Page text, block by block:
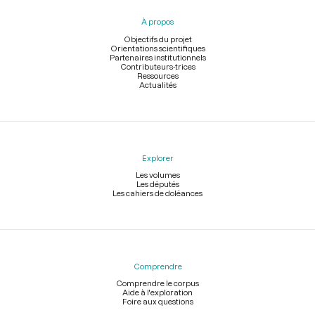
À propos
Objectifs du projet
Orientations scientifiques
Partenaires institutionnels
Contributeurs-trices
Ressources
Actualités
Explorer
Les volumes
Les députés
Les cahiers de doléances
Comprendre
Comprendre le corpus
Aide à l'exploration
Foire aux questions